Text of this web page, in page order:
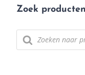
Zoek producten
Producten zoeken